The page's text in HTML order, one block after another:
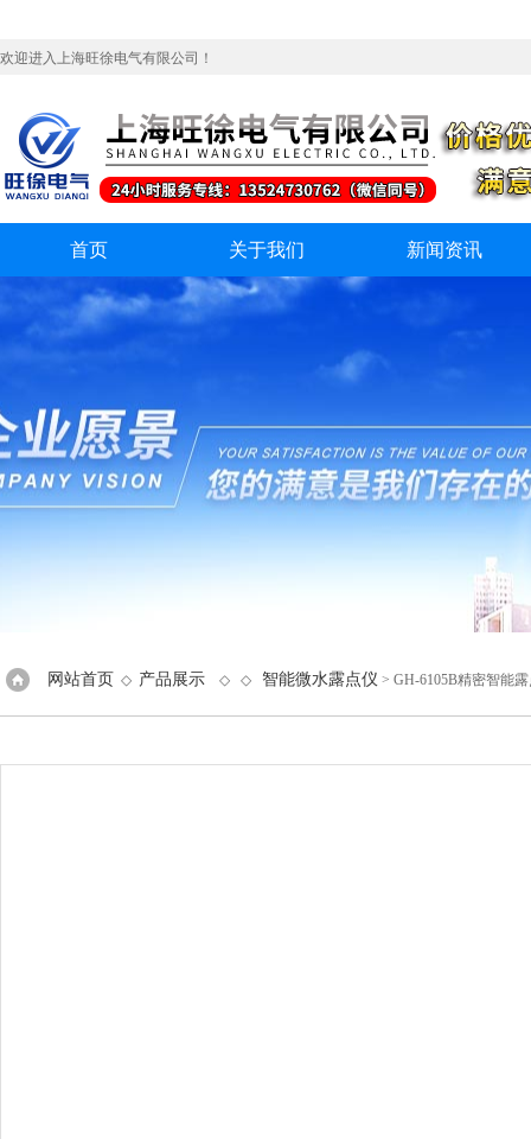
欢迎进入上海旺徐电气有限公司！
首页 关于我们 新闻资讯
网站首页 ◇ 产品展示 ◇ ◇ 智能微水露点仪 > GH-6105B精密智能